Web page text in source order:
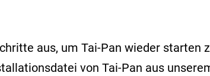
aus, um Tai-Pan wieder starten
von Tai-Pan aus